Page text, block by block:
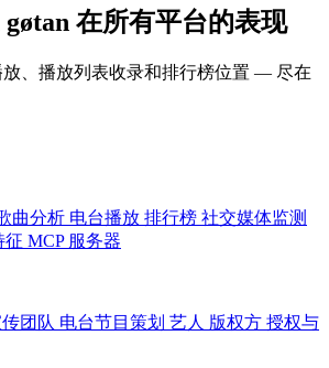
在所有平台的表现
、播放列表收录和排行榜位置 — 尽在
曲分析 电台播放 排行榜 社交媒体监测
征 MCP 服务器
团队 电台节目策划 艺人 版权方 授权与